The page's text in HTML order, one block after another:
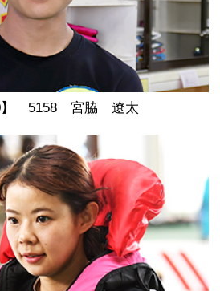
】 5158 宮脇 遼太